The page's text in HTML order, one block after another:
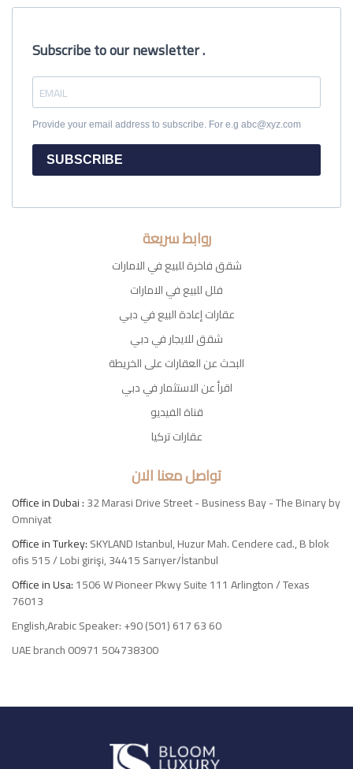
Subscribe to our newsletter .
Provide your email address to subscribe. For e.g abc@xyz.com
SUBSCRIBE
روابط سريعة
شقق فاخرة للبيع في الامارات
فلل للبيع في الامارات
عقارات إعادة البيع في دبي
شقق للايجار في دبي
البحث عن العقارات على الخريطة
اقرأ عن الاستثمار في دبي
قناة الفيديو
عقارات تركيا
تواصل معنا الان
Office in Dubai :32 Marasi Drive Street - Business Bay - The Binary by
Omniyat
Office in Turkey:SKYLAND Istanbul, Huzur Mah. Cendere cad., B blok
ofis 515 / Lobi girişi, 34415 Sarıyer/İstanbul
Office in Usa:1506 W Pioneer Pkwy Suite 111 Arlington / Texas
76013
English,Arabic Speaker: +90 (501) 617 63 60
UAE branch 00971 504738300